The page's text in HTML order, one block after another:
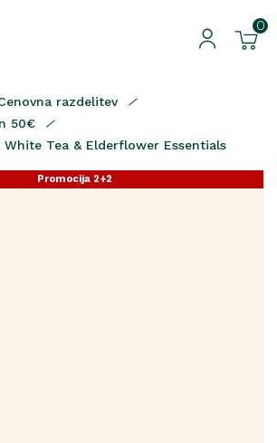
0
razdelitev
50€
Tea & Elderflower Essentials
Promocija 2+2